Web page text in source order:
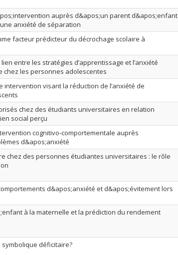
auprès d&apos;un parent d&apos;enfant
anxiété de séparation
facteur prédicteur du décrochage scolaire à
entre les stratégies d’apprentissage et l’anxiété
chez les personnes adolescentes
intervention visant la réduction de l’anxiété de
chez des étudiants universitaires en relation
social perçu
cognitivo-comportementale auprès
d&apos;anxiété
chez des personnes étudiantes universitaires : le rôle
d&apos;anxiété et d&apos;évitement lors
à la maternelle et la prédiction du rendement
déficitaire?